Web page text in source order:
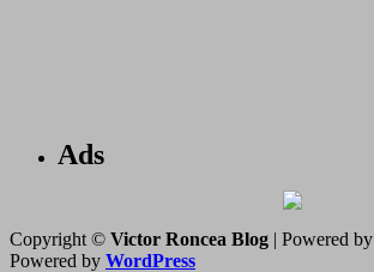
Ads
Copyright © Victor Roncea Blog | Powered by
Powered by WordPress